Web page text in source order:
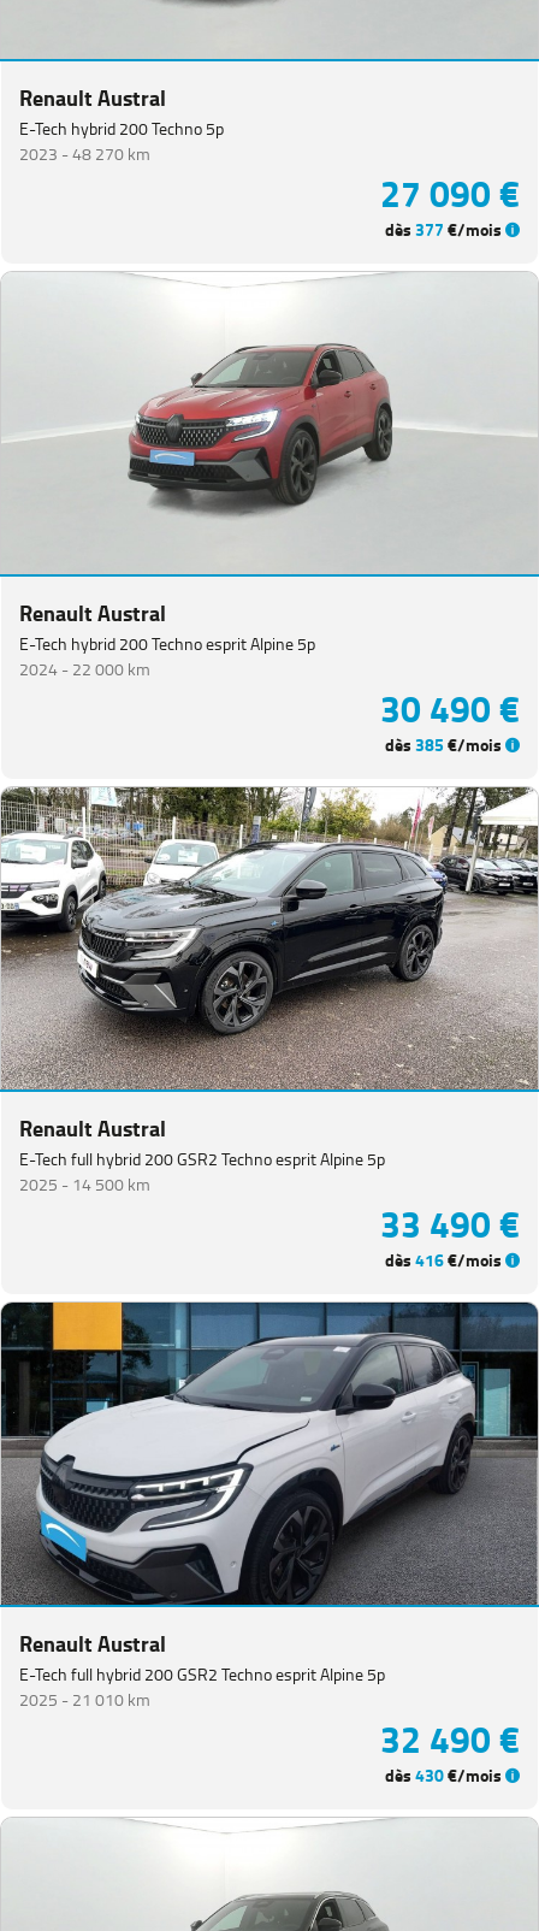
Renault Austral
E-Tech hybrid 200 Techno 5p
2023 -48 270 km
27 090 €
dès377€/mois
Renault Austral
E-Tech hybrid 200 Techno esprit Alpine 5p
2024 -22 000 km
30 490 €
dès385€/mois
Renault Austral
E-Tech full hybrid 200 GSR2 Techno esprit Alpine 5p
2025 - 14 500 km
33 490 €
dès416€/mois
Renault Austral
E-Tech full hybrid 200 GSR2 Techno esprit Alpine 5p
2025 -21 010 km
32 490 €
dès430€/mois